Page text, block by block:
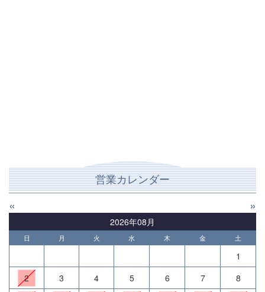
営業カレンダー
« »
2026年08月
日 月 火 水 木 金 土
1
2
3 4 5 6 7
8